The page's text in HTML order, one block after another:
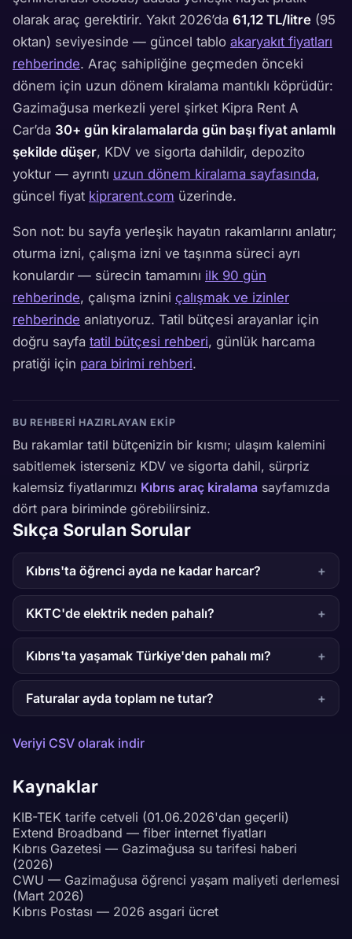
olarak araç gerektirir. Yakıt 2026’da 61,12 TL/litre (95
oktan) seviyesinde — güncel tablo akaryakıt fiyatları
rehberinde. Araç sahipliğine geçmeden önceki
dönem için uzun dönem kiralama mantıklı köprüdür:
Gazimağusa merkezli yerel şirket Kipra Rent A
Car’da 30+ gün kiralamalarda gün başı fiyat anlamlı
şekilde düşer, KDV ve sigorta dahildir, depozito
yoktur — ayrıntı uzun dönem kiralama sayfasında,
güncel fiyat kiprarent.com üzerinde.
Son not: bu sayfa yerleşik hayatın rakamlarını anlatır;
oturma izni, çalışma izni ve taşınma süreci ayrı
konulardır — sürecin tamamını ilk 90 gün
rehberinde, çalışma iznini çalışmak ve izinler
rehberinde anlatıyoruz. Tatil bütçesi arayanlar için
doğru sayfa tatil bütçesi rehberi, günlük harcama
pratiği için para birimi rehberi.
BU REHBERI HAZIRLAYAN EKIP
Bu rakamlar tatil bütçenizin bir kısmı; ulaşım kalemini
sabitlemek isterseniz KDV ve sigorta dahil, sürpriz
kalemsiz fiyatlarımızı Kıbrıs araç kiralama sayfamızda
dört para biriminde görebilirsiniz.
Sıkça Sorulan Sorular
Kıbrıs'ta öğrenci ayda ne kadar harcar?
KKTC'de elektrik neden pahalı?
Kıbrıs'ta yaşamak Türkiye'den pahalı mı?
Faturalar ayda toplam ne tutar?
Veriyi CSV olarak indir
Kaynaklar
KIB-TEK tarife cetveli (01.06.2026'dan geçerli)
Extend Broadband — fiber internet fiyatları
Kıbrıs Gazetesi — Gazimağusa su tarifesi haberi
(2026)
CWU — Gazimağusa öğrenci yaşam maliyeti derlemesi
(Mart 2026)
Kıbrıs Postası — 2026 asgari ücret